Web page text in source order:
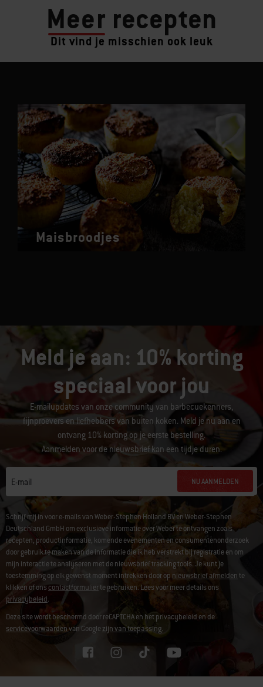
Meer recepten
Dit vind je misschien ook leuk
Maisbroodjes
Meld je aan: 10% korting
speciaal voor jou
E-mailupdates van onze community van barbecuekenners,
fijnproevers en liefhebbers van buiten koken. Meld je nu aan en
ontvang 10% korting op je eerste bestelling.
Aanmelden voor de nieuwsbrief kan een tijdje duren.
E-mail NU AANMELDEN
Schrijf mij in voor e-mails van Weber-Stephen Holland BV en Weber-Stephen
Deutschland GmbH om exclusieve informatie over Weber te ontvangen zoals
recepten, productinformatie, komende evenementen en consumentenonderzoek
door gebruik te maken van de informatie die ik heb verstrekt bij registratie en om
mijn interactie te analyseren met de nieuwsbrief tracking tools. Je kunt je
toestemming op elk gewenst moment intrekken door op nieuwsbrief afmeldente
klikken of ons contactformulierte gebruiken. Lees voor meer details ons
privacybeleid.
Deze site wordt beschermd door reCAPTCHA en het privacybeleid en de
servicevoorwaardenvan Googlezijn van toepassing.